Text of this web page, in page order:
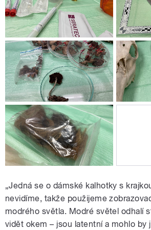
„Jedná se o dámské kalhotky s
nevidíme, takže použijeme
modrého světla. Modré světel odhalí
vidět okem – jsou latentní a mohlo by